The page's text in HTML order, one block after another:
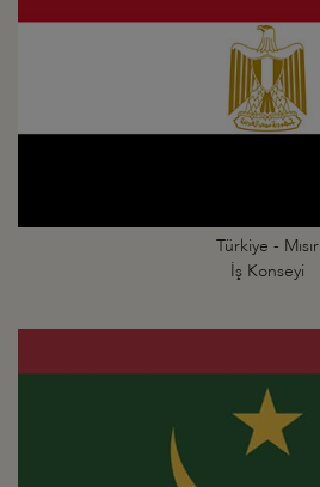
Türkiye - Mısır
İş Konseyi